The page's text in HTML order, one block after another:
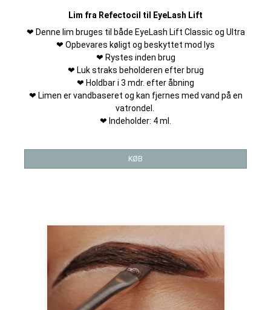
Lim fra Refectocil til EyeLash Lift
❤ Denne lim bruges til både EyeLash Lift Classic og Ultra
❤ Opbevares køligt og beskyttet mod lys
❤ Rystes inden brug
❤ Luk straks beholderen efter brug
❤ Holdbar i 3 mdr. efter åbning
❤ Limen er vandbaseret og kan fjernes med vand på en
vatrondel.
❤ Indeholder: 4 ml.
KØB